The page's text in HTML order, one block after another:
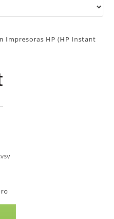
Impresoras HP (HP Instant